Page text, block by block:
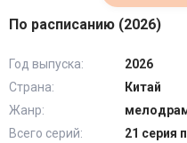
По расписанию (2026)
Год выпуска:
2026
Страна:
Китай
Жанр:
Всего серий:
21 серия